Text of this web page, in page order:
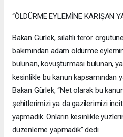
“ÖLDÜRME EYLEMİNE KARIŞAN
Bakan Gürlek, silahlı terör
bakımından adam öldürme
bulunan, kovuşturması bulunan,
kesinlikle bu kanun kapsamından
Bakan Gürlek, “Net olarak bu
şehitlerimizi ya da gazilerimizi
yapmadık. Onların kesinlikle
düzenleme yapmadık” dedi.